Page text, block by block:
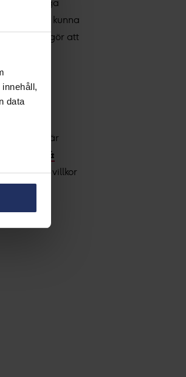
data
de
ner
vår
15-åriga
över att kunna
gör att
. Jurek är
Science &
på lika villkor